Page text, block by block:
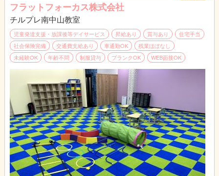
【仕事内容】
■支援
■送迎(相談可)
■その他付随業務
※教室長業務を行う方は教室長業務(施設運営・職員管理)あり
【1日のスケジュール例】
9:00～ 出勤、朝礼
9:30～ 自宅にお迎え
10:00～ 午前支援
12:00～ 自宅に送り
12:30～ 休憩
13:30～ 午後支援準備
14:30～ 学校お迎え
15:00～ 午後支援
17:00～ 自宅に送り
18:00～ 退勤
フラットフォーカス株式会社
チルプレ南中山教室
児童発達支援・放課後等デイサービス 昇給あり 賞与あり
住宅手当
社会保険完備
交通費支給あり 車通勤OK
残業ほぼなし
未経験OK
年齢不問 制服貸与 ブランクOK WEB面接OK